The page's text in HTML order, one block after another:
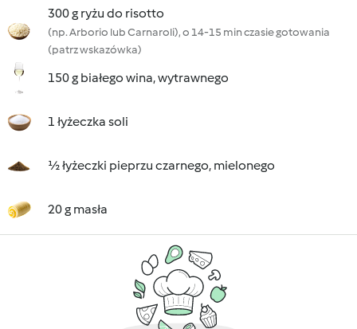
300 g ryżu do risotto
(np. Arborio lub Carnaroli), o 14-15 min czasie gotowania
(patrz wskazówka)
150 g białego wina, wytrawnego
1 łyżeczka soli
½ łyżeczki pieprzu czarnego, mielonego
20 g masła